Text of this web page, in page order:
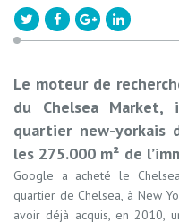
Le moteur de
du Chelsea Market,
quartier new-yorkais
les 275.000 m² de
Google a acheté le
quartier de Chelsea, à New
avoir déjà acquis, en 2010,